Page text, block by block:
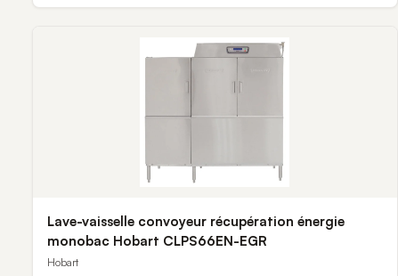
Lave-vaisselle convoyeur récupération énergie
monobac Hobart CLPS66EN-EGR
Hobart